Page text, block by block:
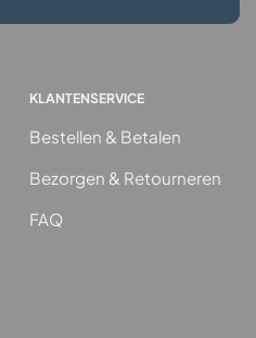
KLANTENSERVICE
Bestellen & Betalen
Bezorgen & Retourneren
FAQ